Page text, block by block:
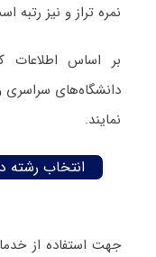
نمره تراز و نیز رتبه
بر اساس اطلاعات
دانشگاه‌های سراسری
نمایند.
انتخاب رشته
جهت استفاده از